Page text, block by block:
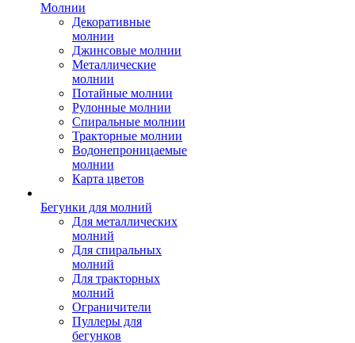
Молнии
Декоративные
молнии
Джинсовые молнии
Металлические
молнии
Потайные молнии
Рулонные молнии
Спиральные молнии
Тракторные молнии
Водонепроницаемые
молнии
Карта цветов
Бегунки для молний
Для металлических
молний
Для спиральных
молний
Для тракторных
молний
Ограничители
Пуллеры для
бегунков